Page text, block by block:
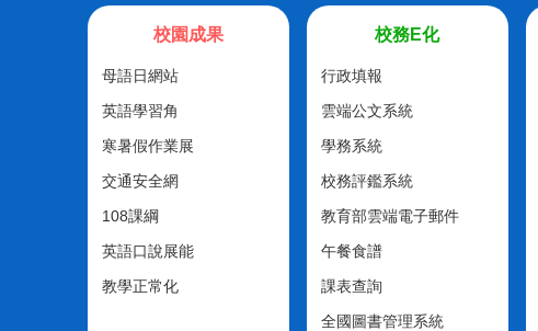
校園成果
母語日網站
英語學習角
寒暑假作業展
交通安全網
108課綱
英語口說展能
教學正常化
校務E化
行政填報
雲端公文系統
學務系統
校務評鑑系統
教育部雲端電子郵件
午餐食譜
課表查詢
全國圖書管理系統